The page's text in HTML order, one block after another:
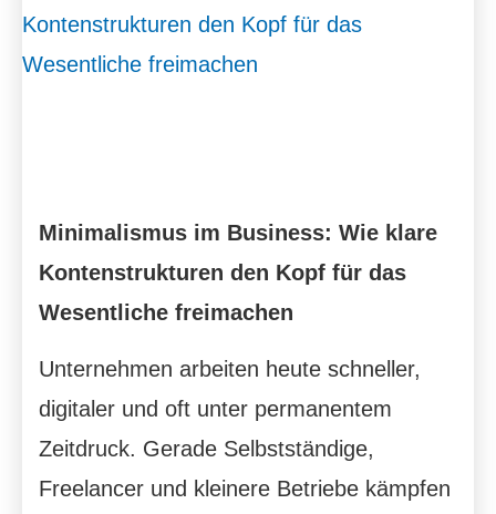
Minimalismus im Business: Wie klare
Kontenstrukturen den Kopf für das
Wesentliche freimachen
Unternehmen arbeiten heute schneller,
digitaler und oft unter permanentem
Zeitdruck. Gerade Selbstständige,
Freelancer und kleinere Betriebe kämpfen